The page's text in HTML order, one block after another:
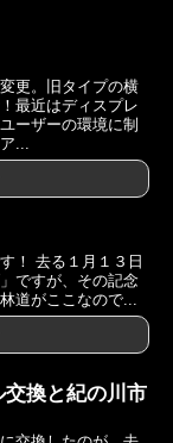
更。旧タイプの横
最近はディスプレ
ーザーの環境に制
...
！ 去る１月１３日
ですが、その記念
道がここなので...
換と紀の川市